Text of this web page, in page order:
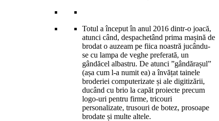
Totul a început în anul 2016 dintr-o joacă,
atunci când, despachetând prima mașină de
brodat o auzeam pe fiica noastră jucându-
se cu lampa de veghe preferată, un
gândăcel albastru. De atunci ”gândărașul”
(așa cum l-a numit ea) a învățat tainele
broderiei computerizate și ale digitizării,
ducând cu brio la capăt proiecte precum
logo-uri pentru firme, tricouri
personalizate, trusouri de botez, prosoape
brodate și multe altele.